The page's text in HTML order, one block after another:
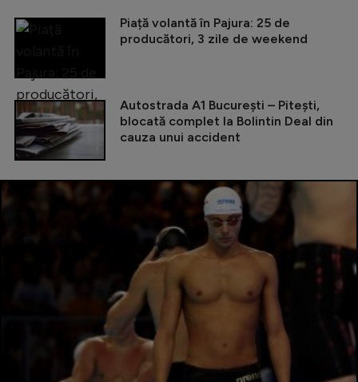
Piață volantă în Pajura: 25 de
producători, 3 zile de weekend
Autostrada A1 București – Pitești,
blocată complet la Bolintin Deal din
cauza unui accident